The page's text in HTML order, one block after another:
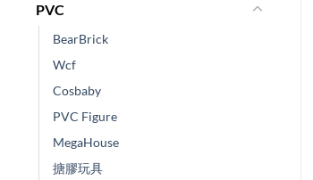
PVC
BearBrick
Wcf
Cosbaby
PVC Figure
MegaHouse
搪膠玩具